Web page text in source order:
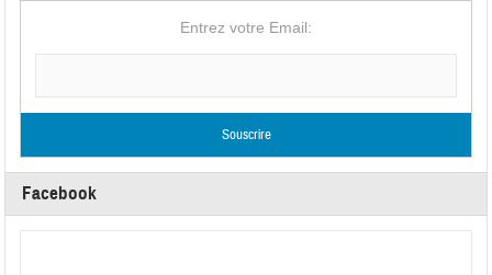
Entrez votre Email:
Facebook